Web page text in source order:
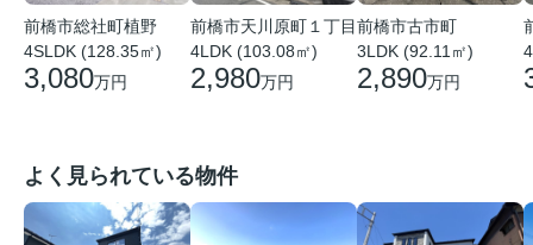
前橋市総社町植野
4SLDK (128.35㎡)
3,080万円
前橋市天川原町１丁目
4LDK (103.08㎡)
2,980万円
前橋市古市町
3LDK (92.11㎡)
2,890万円
よく見られている物件